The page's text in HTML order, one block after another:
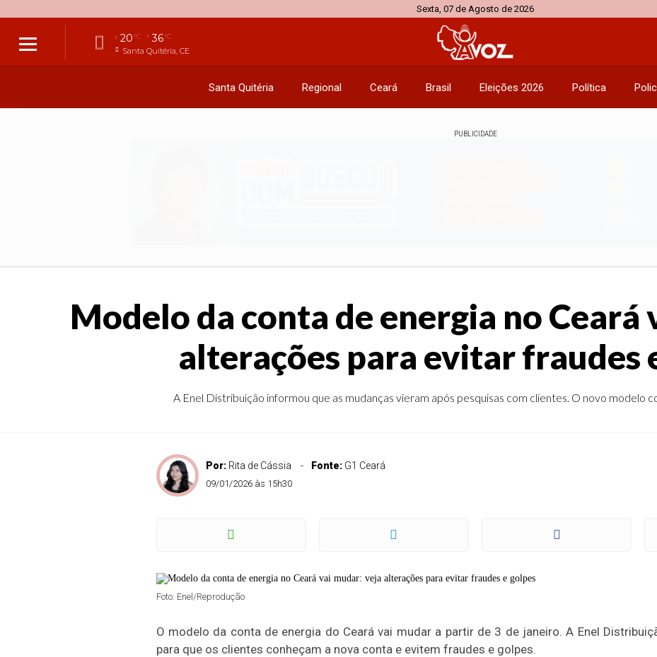
Sexta, 07 de Agosto de 2026
20°C 36°C
Santa Quitéria, CE
Santa Quitéria Regional Ceará Brasil Eleições 2026 Política
PUBLICIDADE
Modelo da conta de energia no Ceará
alterações para evitar fraudes
A Enel Distribuição informou que as mudanças vieram após pesquisas com clientes. O novo modelo
Por: Rita de Cássia Fonte: G1 Ceará
09/01/2026 às 15h30
Foto: Enel/Reprodução
O modelo da conta de energia do Ceará vai mudar a partir de 3 de janeiro. A Enel
para que os clientes conheçam a nova conta e evitem fraudes e golpes.